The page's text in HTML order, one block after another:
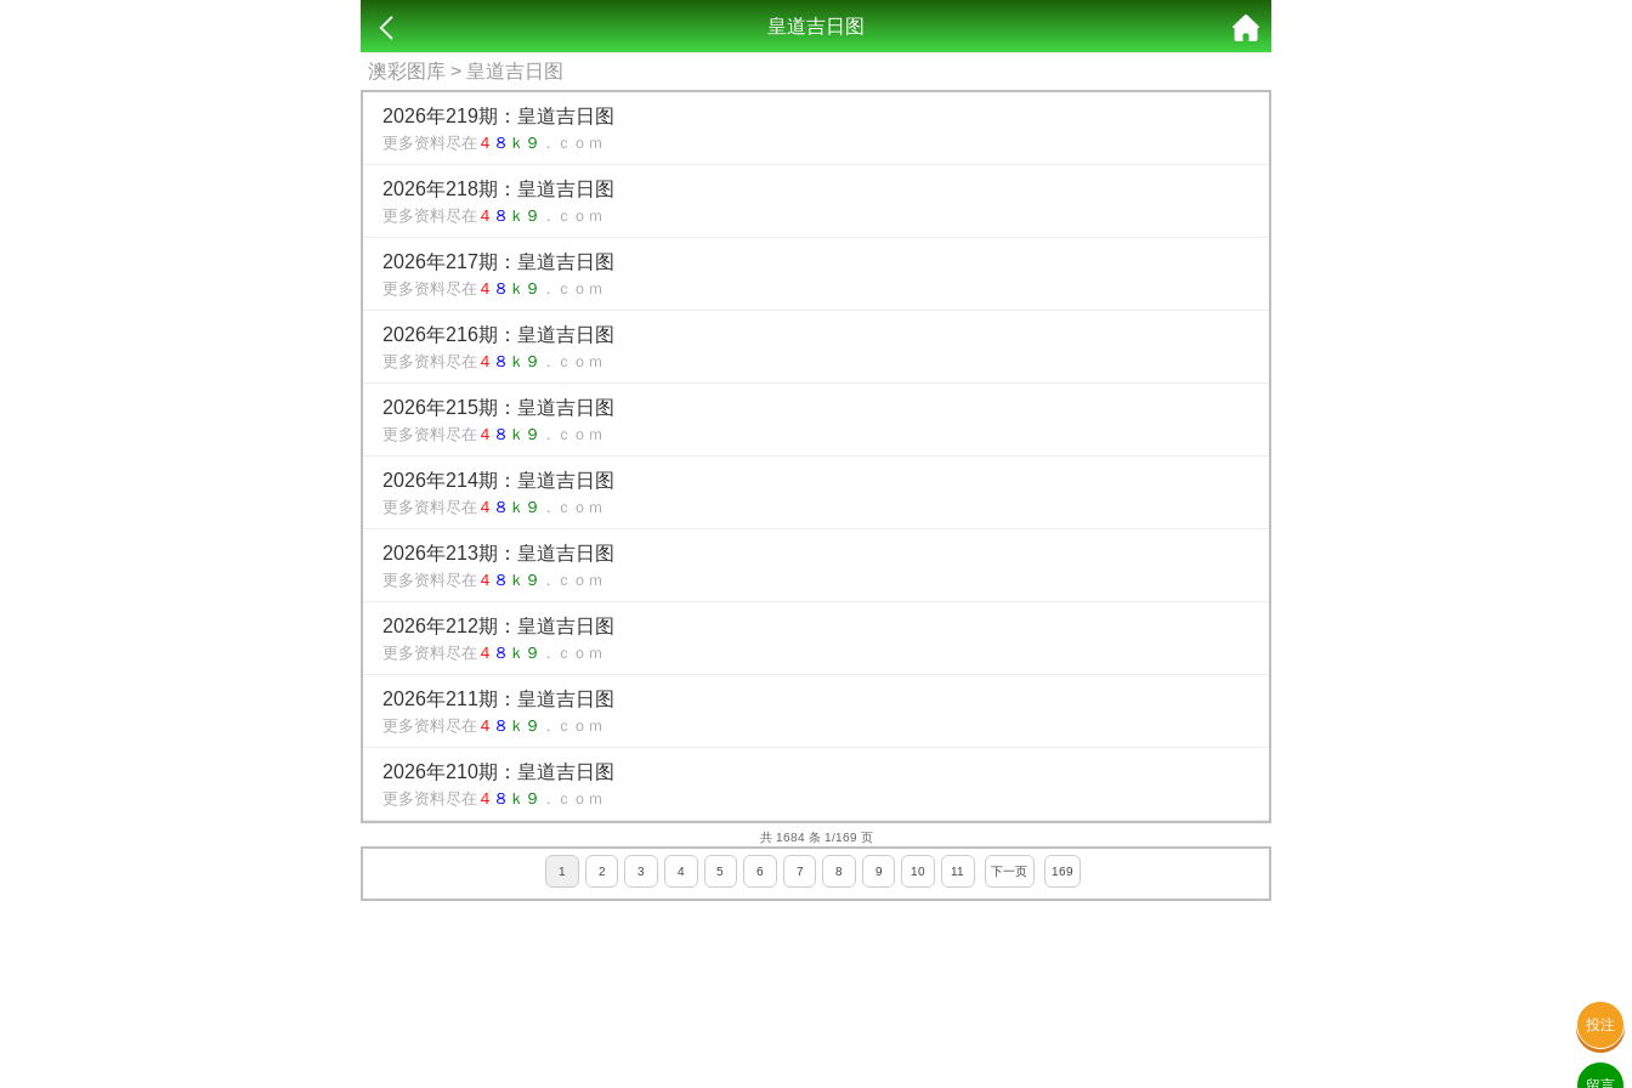
投注
皇道吉日图
澳彩图库 > 皇道吉日图
2026年219期：皇道吉日图
更多资料尽在 ４ ８ ｋ９ ．ｃｏｍ
2026年218期：皇道吉日图
更多资料尽在 ４ ８ ｋ９ ．ｃｏｍ
2026年217期：皇道吉日图
更多资料尽在 ４ ８ ｋ９ ．ｃｏｍ
2026年216期：皇道吉日图
更多资料尽在 ４ ８ ｋ９ ．ｃｏｍ
2026年215期：皇道吉日图
更多资料尽在 ４ ８ ｋ９ ．ｃｏｍ
2026年214期：皇道吉日图
更多资料尽在 ４ ８ ｋ９ ．ｃｏｍ
2026年213期：皇道吉日图
更多资料尽在 ４ ８ ｋ９ ．ｃｏｍ
2026年212期：皇道吉日图
更多资料尽在 ４ ８ ｋ９ ．ｃｏｍ
2026年211期：皇道吉日图
更多资料尽在 ４ ８ ｋ９ ．ｃｏｍ
2026年210期：皇道吉日图
更多资料尽在 ４ ８ ｋ９ ．ｃｏｍ
共 1684 条 1/169 页
1 2 3 4 5 6 7 8 9 10 11 下一页 169